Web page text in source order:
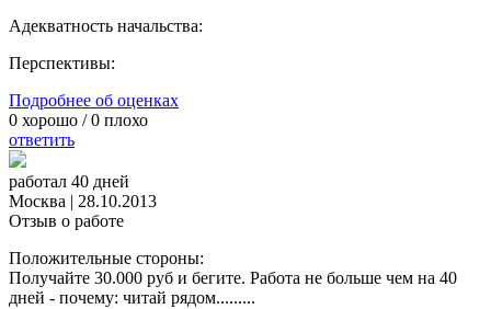
Адекватность начальства:
Перспективы:
Подробнее об оценках
0 хорошо /0 плохо
ответить
работал 40 дней
Москва | 28.10.2013
Отзыв о работе
Положительные стороны:
Получайте 30.000 руб и бегите. Работа не больше чем на 40
дней - почему: читай рядом.........